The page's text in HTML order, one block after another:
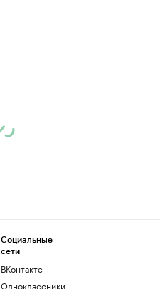
Социальные
сети
ВКонтакте
Одноклассники